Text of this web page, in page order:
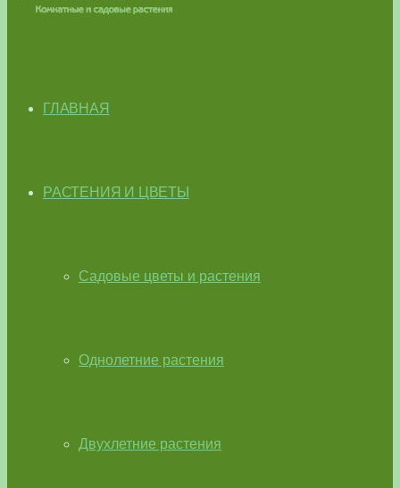
ГЛАВНАЯ
РАСТЕНИЯ И ЦВЕТЫ
Садовые цветы и растения
Однолетние растения
Двухлетние растения